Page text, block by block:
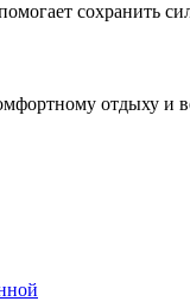
сохранить
отдыху и